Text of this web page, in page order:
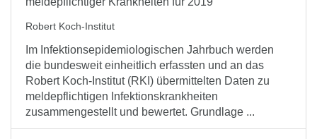
Robert Koch-Institut
Im Infektionsepidemiologischen Jahrbuch werden
die bundesweit einheitlich erfassten und an das
Robert Koch-Institut (RKI) übermittelten Daten zu
meldepflichtigen Infektionskrankheiten
zusammengestellt und bewertet. Grundlage ...